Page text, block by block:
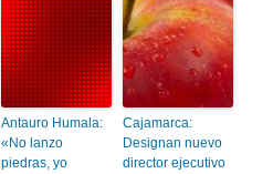
Antauro Humala:
«No lanzo
piedras, yo
Cajamarca:
Designan nuevo
director ejecutivo